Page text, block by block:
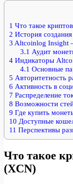
1 Что такое
2 История создания
3 Altcoinlog Insight
3.1 Аудит
4 Индикаторы
4.1 Основные
5 Авторитетность
6 Активность в
7 Распределение
8 Возможности
9 Где купить
10 Доступные
11 Перспективы
Что такое
(XCN)